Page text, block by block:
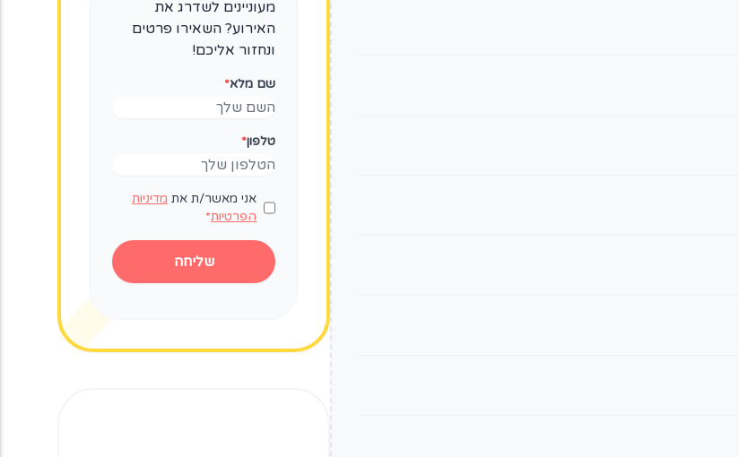
מעוניינים לשדרג את
האירוע? השאירו פרטים
ונחזור אליכם!
שם מלא*
טלפון*
אני מאשר/ת את מדיניות
הפרטיות*
שליחה